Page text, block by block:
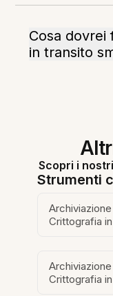
Cosa dovrei
in transito
Scopri i
Strumenti
Crittografia
Crittografia